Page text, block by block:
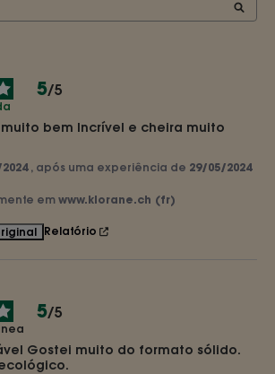
5/5
bem Incrível e cheira muito
, após uma experiência de 29/05/2024
em www.klorane.ch (fr)
Relatório
5/5
Gostei muito do formato sólido.